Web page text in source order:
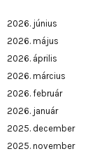
2026. június
2026. május
2026. április
2026. március
2026. február
2026. január
2025. december
2025. november